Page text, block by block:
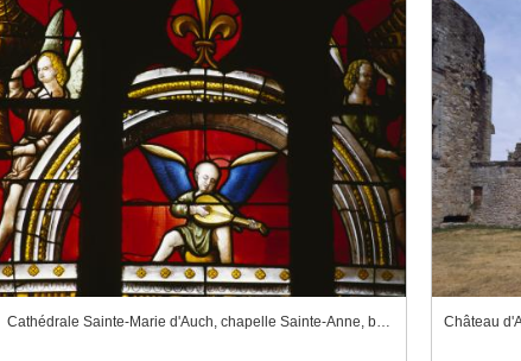
Cathédrale Sainte-Marie d'Auch, chapelle Sainte-Anne, baie 6 Château